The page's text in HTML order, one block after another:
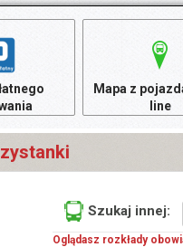
Mapa z
line
Szukaj innej:
Oglądasz rozkłady